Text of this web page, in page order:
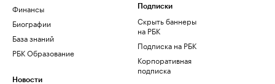
Финансы
Биографии
База знаний
РБК Образование
Новости
Подписки
Скрыть баннеры
на РБК
Подписка на РБК
Корпоративная
подписка